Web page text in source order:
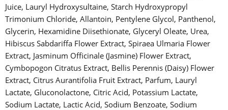
Juice, Lauryl Hydroxysultaine, Starch Hydroxypropyl
Trimonium Chloride, Allantoin, Pentylene Glycol, Panthenol,
Glycerin, Hexamidine Diisethionate, Glyceryl Oleate, Urea,
Hibiscus Sabdariffa Flower Extract, Spiraea Ulmaria Flower
Extract, Jasminum Officinale (Jasmine) Flower Extract,
Cymbopogon Citratus Extract, Bellis Perennis (Daisy) Flower
Extract, Citrus Aurantifolia Fruit Extract, Parfum, Lauryl
Lactate, Gluconolactone, Citric Acid, Potassium Lactate,
Sodium Lactate, Lactic Acid, Sodium Benzoate, Sodium